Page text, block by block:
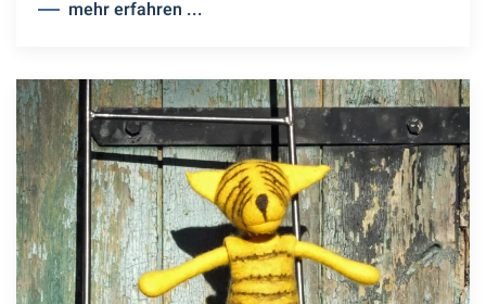
mehr erfahren ...